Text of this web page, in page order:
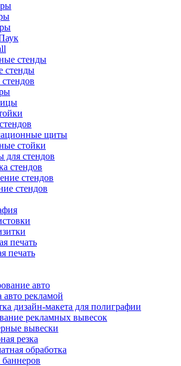
стенды
стенды
щиты
стойки
для стендов
стендов
стендов
стендов
печать
печать
авто
авто рекламой
дизайн-макета для полиграфии
рекламных вывесок
вывески
резка
обработка